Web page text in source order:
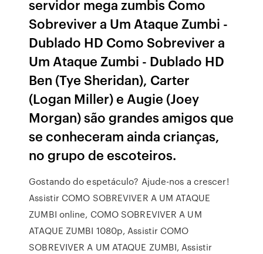
servidor mega zumbis Como
Sobreviver a Um Ataque Zumbi -
Dublado HD Como Sobreviver a
Um Ataque Zumbi - Dublado HD
Ben (Tye Sheridan), Carter
(Logan Miller) e Augie (Joey
Morgan) são grandes amigos que
se conheceram ainda crianças,
no grupo de escoteiros.
Gostando do espetáculo? Ajude-nos a crescer!
Assistir COMO SOBREVIVER A UM ATAQUE
ZUMBI online, COMO SOBREVIVER A UM
ATAQUE ZUMBI 1080p, Assistir COMO
SOBREVIVER A UM ATAQUE ZUMBI, Assistir